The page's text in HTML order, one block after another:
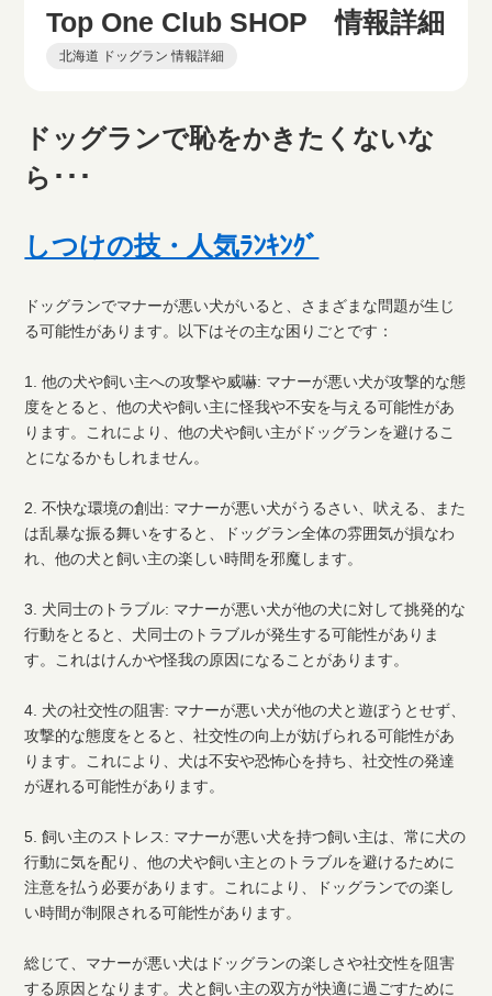
Top One Club SHOP 情報詳細
北海道 ドッグラン 情報詳細
ドッグランで恥をかきたくないな
ら･･･
しつけの技・人気ﾗﾝｷﾝｸﾞ
ドッグランでマナーが悪い犬がいると、さまざまな問題が生じ
る可能性があります。以下はその主な困りごとです：
1. 他の犬や飼い主への攻撃や威嚇: マナーが悪い犬が攻撃的な態
度をとると、他の犬や飼い主に怪我や不安を与える可能性があ
ります。これにより、他の犬や飼い主がドッグランを避けるこ
とになるかもしれません。
2. 不快な環境の創出: マナーが悪い犬がうるさい、吠える、また
は乱暴な振る舞いをすると、ドッグラン全体の雰囲気が損なわ
れ、他の犬と飼い主の楽しい時間を邪魔します。
3. 犬同士のトラブル: マナーが悪い犬が他の犬に対して挑発的な
行動をとると、犬同士のトラブルが発生する可能性がありま
す。これはけんかや怪我の原因になることがあります。
4. 犬の社交性の阻害: マナーが悪い犬が他の犬と遊ぼうとせず、
攻撃的な態度をとると、社交性の向上が妨げられる可能性があ
ります。これにより、犬は不安や恐怖心を持ち、社交性の発達
が遅れる可能性があります。
5. 飼い主のストレス: マナーが悪い犬を持つ飼い主は、常に犬の
行動に気を配り、他の犬や飼い主とのトラブルを避けるために
注意を払う必要があります。これにより、ドッグランでの楽し
い時間が制限される可能性があります。
総じて、マナーが悪い犬はドッグランの楽しさや社交性を阻害
する原因となります。犬と飼い主の双方が快適に過ごすために